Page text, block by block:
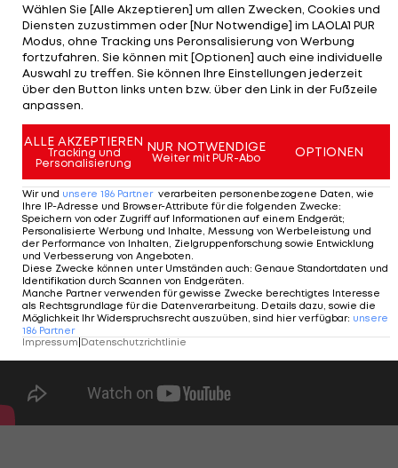
gegen Deutschlandsberg (Sonntag) können
dagegen angepfiffen werden.
In Salzburg und Tirol können in den jeweiligen
unteren Playoffs die Duelle zwischen Wörgl und
Kundl bzw. Hallein und SAK nicht ausgetragen
werden.
Wählen Sie [Alle Akzeptieren] um allen Zwecken, Cookies und
Diensten zuzustimmen oder [Nur Notwendige] im LAOLA1 PUR
Modus, ohne Tracking uns Peronsalisierung von Werbung
fortzufahren. Sie können mit [Optionen] auch eine individuelle
Auswahl zu treffen. Sie können Ihre Einstellungen jederzeit
über den Button links unten bzw. über den Link in der Fußzeile
anpassen.
ALLE AKZEPTIEREN
Tracking und
Personalisierung
NUR NOTWENDIGE
Weiter mit PUR-Abo OPTIONEN
Wir und unsere 186 Partner verarbeiten personenbezogene Daten, wie
Ihre IP-Adresse und Browser-Attribute für die folgenden Zwecke:
Speichern von oder Zugriff auf Informationen auf einem Endgerät;
Personalisierte Werbung und Inhalte, Messung von Werbeleistung und
der Performance von Inhalten, Zielgruppenforschung sowie Entwicklung
und Verbesserung von Angeboten
Diese Zwecke können unter Umständen auch: Genaue Standortdaten und
Identifikation durch Scannen von Endgeräten
Manche Partner verwenden für gewisse Zwecke berechtigtes Interesse
als Rechtsgrundlage für die Datenverarbeitung. Details dazu, sowie die
Möglichkeit Ihr Widerspruchsrecht auszuüben, sind hier verfügbar: unsere
186 Partner
Impressum|Datenschutzrichtlinie